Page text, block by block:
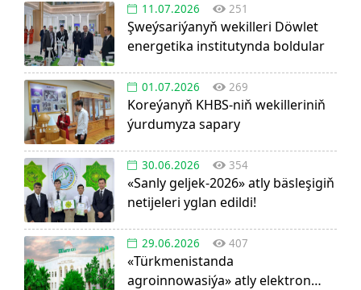
11.07.2026 251
Şweýsariýanyň wekilleri Döwlet
energetika institutynda boldular
01.07.2026 269
Koreýanyň KHBS-niň wekilleriniň
ýurdumyza sapary
30.06.2026 354
«Sanly geljek-2026» atly bäsleşigiň
netijeleri yglan edildi!
29.06.2026 407
«Türkmenistanda
agroinnowasiýa» atly elektron